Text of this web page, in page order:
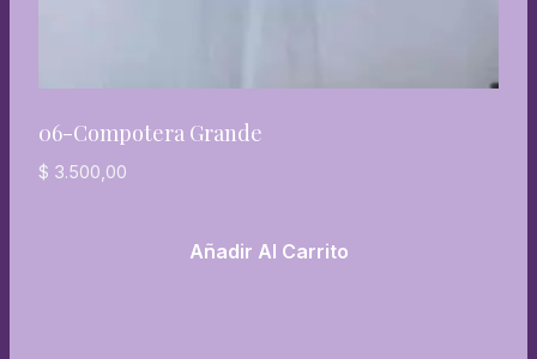
06-Compotera Grande
$ 3.500,00
Añadir Al Carrito